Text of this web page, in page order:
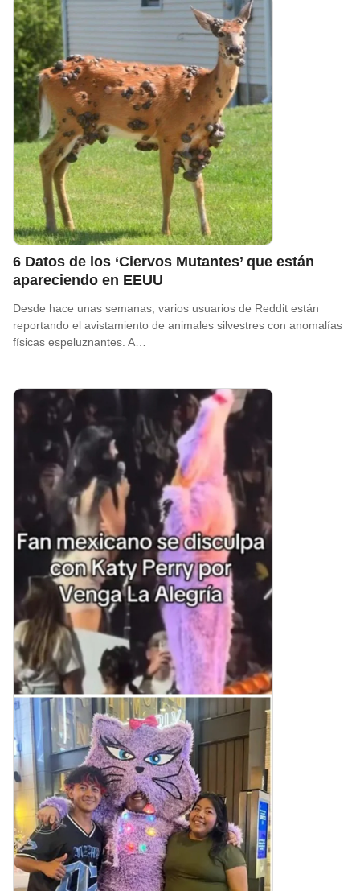
6 Datos de los ‘Ciervos Mutantes’ que están
apareciendo en EEUU
Desde hace unas semanas, varios usuarios de Reddit están
reportando el avistamiento de animales silvestres con anomalías
físicas espeluznantes. A…